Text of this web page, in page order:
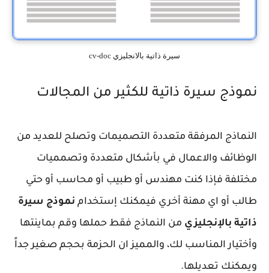
سيرة ذاتية بالانجليزي cv-doc
نموذج سيرة ذاتية للكثير من المجالات
النماذج المرفقة متعددة التصميمات وتصلح للعديد من
الوظائف والاعمال في بأشكال متعددة وتصمميات
مختلفة فإذا كنت مهندس أو طبيب أو محاسب أو حتي
طالب أو اي مهنة أخري فيمكنك إستخدام نموذج سيرة
ذاتية بالإنجليزي من النماذج فقط حملها وقم بماينتها
وأختيار المناسب لك، والمميز ان الحزمة بحجم صغير جداً
ويمكنك تعديلها.